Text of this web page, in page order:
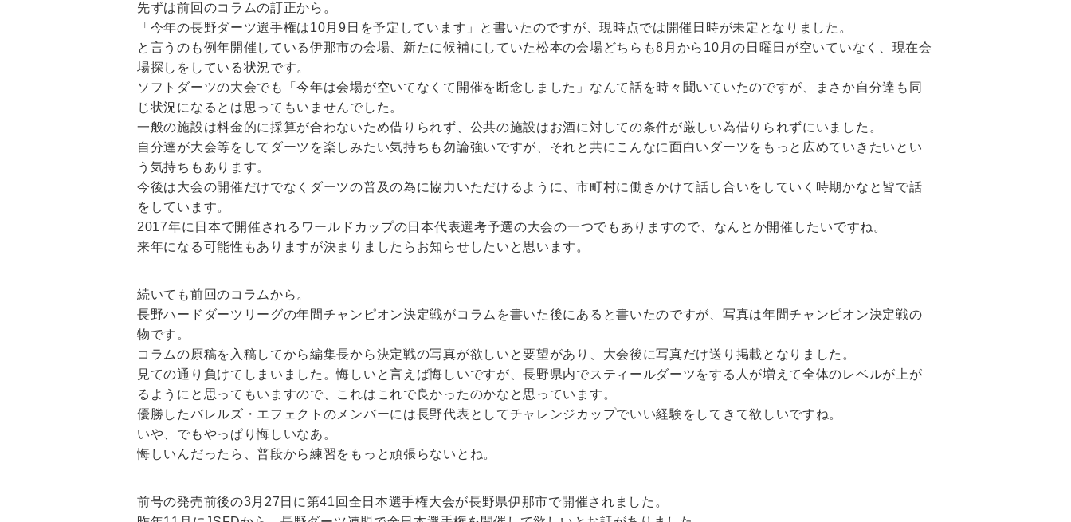
先ずは前回のコラムの訂正から。
「今年の長野ダーツ選手権は10月9日を予定しています」と書いたのですが、現時点では開催日時が未定となりました。
と言うのも例年開催している伊那市の会場、新たに候補にしていた松本の会場どちらも8月から10月の日曜日が空いていなく、現在会
場探しをしている状況です。
ソフトダーツの大会でも「今年は会場が空いてなくて開催を断念しました」なんて話を時々聞いていたのですが、まさか自分達も同
じ状況になるとは思ってもいませんでした。
一般の施設は料金的に採算が合わないため借りられず、公共の施設はお酒に対しての条件が厳しい為借りられずにいました。
自分達が大会等をしてダーツを楽しみたい気持ちも勿論強いですが、それと共にこんなに面白いダーツをもっと広めていきたいとい
う気持ちもあります。
今後は大会の開催だけでなくダーツの普及の為に協力いただけるように、市町村に働きかけて話し合いをしていく時期かなと皆で話
をしています。
2017年に日本で開催されるワールドカップの日本代表選考予選の大会の一つでもありますので、なんとか開催したいですね。
来年になる可能性もありますが決まりましたらお知らせしたいと思います。
続いても前回のコラムから。
長野ハードダーツリーグの年間チャンピオン決定戦がコラムを書いた後にあると書いたのですが、写真は年間チャンピオン決定戦の
物です。
コラムの原稿を入稿してから編集長から決定戦の写真が欲しいと要望があり、大会後に写真だけ送り掲載となりました。
見ての通り負けてしまいました。悔しいと言えば悔しいですが、長野県内でスティールダーツをする人が増えて全体のレベルが上が
るようにと思ってもいますので、これはこれで良かったのかなと思っています。
優勝したバレルズ・エフェクトのメンバーには長野代表としてチャレンジカップでいい経験をしてきて欲しいですね。
いや、でもやっぱり悔しいなあ。
悔しいんだったら、普段から練習をもっと頑張らないとね。
前号の発売前後の3月27日に第41回全日本選手権大会が長野県伊那市で開催されました。